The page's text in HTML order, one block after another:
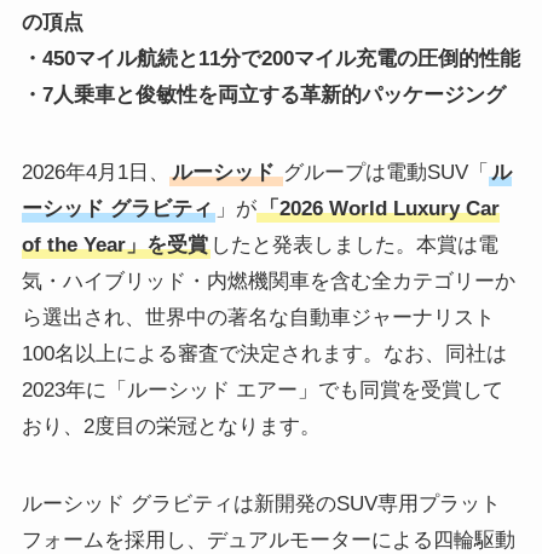
の頂点
・450マイル航続と11分で200マイル充電の圧倒的性能
・7人乗車と俊敏性を両立する革新的パッケージング
2026年4月1日、 ルーシッドグループは電動SUV「 ル
ーシッド グラビティ」が「2026 World Luxury Car
of the Year」を受賞したと発表しました。本賞は電
気・ハイブリッド・内燃機関車を含む全カテゴリーか
ら選出され、世界中の著名な自動車ジャーナリスト
100名以上による審査で決定されます。なお、同社は
2023年に「ルーシッド エアー」でも同賞を受賞して
おり、2度目の栄冠となります。
ルーシッド グラビティは新開発のSUV専用プラット
フォームを採用し、デュアルモーターによる四輪駆動